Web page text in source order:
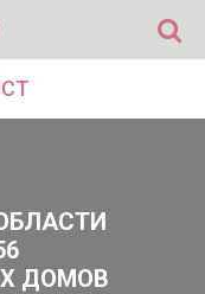
ДОМОВ